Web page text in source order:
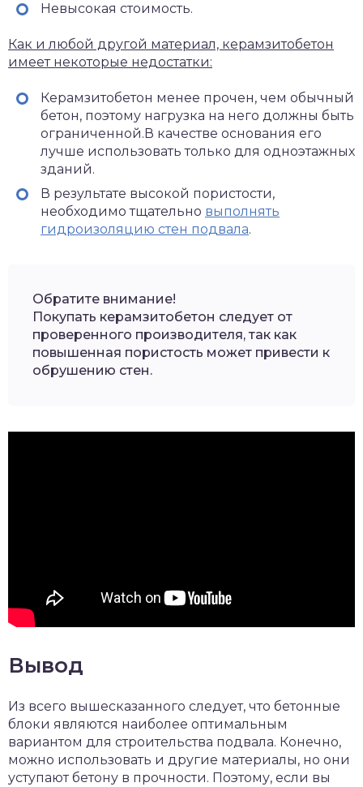
Невысокая стоимость.
Как и любой другой материал, керамзитобетон
имеет некоторые недостатки:
Керамзитобетон менее прочен, чем обычный
бетон, поэтому нагрузка на него должны быть
ограниченной.В качестве основания его
лучше использовать только для одноэтажных
зданий.
В результате высокой пористости,
необходимо тщательно выполнять
гидроизоляцию стен подвала.
Обратите внимание!
Покупать керамзитобетон следует от
проверенного производителя, так как
повышенная пористость может привести к
обрушению стен.
Вывод
Из всего вышесказанного следует, что бетонные
блоки являются наиболее оптимальным
вариантом для строительства подвала. Конечно,
можно использовать и другие материалы, но они
уступают бетону в прочности. Поэтому, если вы